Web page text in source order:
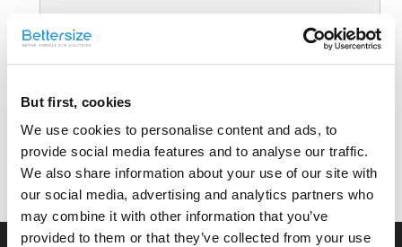
But first, cookies
We use cookies to personalise content and ads, to
provide social media features and to analyse our traffic.
We also share information about your use of our site with
our social media, advertising and analytics partners who
may combine it with other information that you’ve
provided to them or that they’ve collected from your use
Create an account